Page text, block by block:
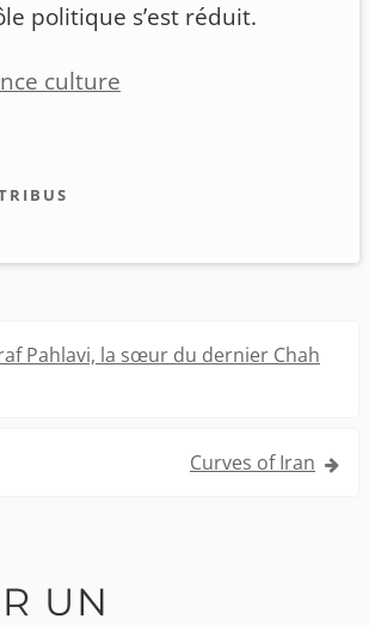
politique s’est réduit.
culture
Pahlavi, la sœur du dernier Chah
Curves of Iran
UN